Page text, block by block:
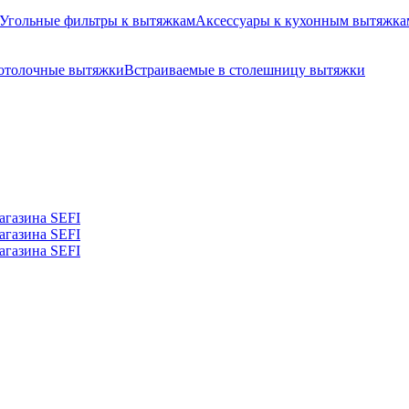
Угольные фильтры к вытяжкамАксессуары к кухонным
вытяжкиВстраиваемые в столешницу вытяжки